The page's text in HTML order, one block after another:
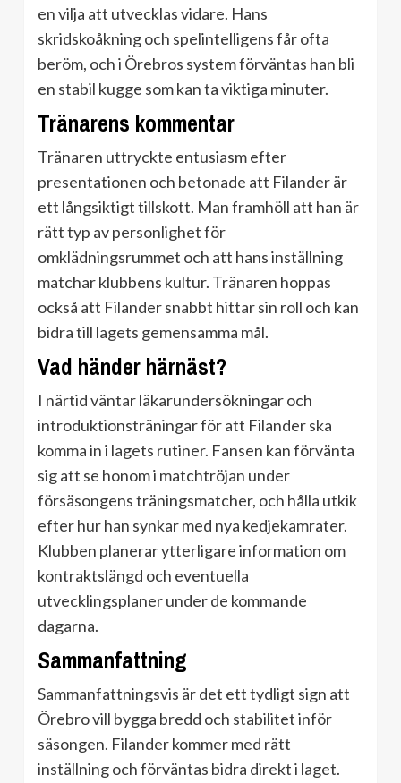
en vilja att utvecklas vidare. Hans
skridskoåkning och spelintelligens får ofta
beröm, och i Örebros system förväntas han bli
en stabil kugge som kan ta viktiga minuter.
Tränarens kommentar
Tränaren uttryckte entusiasm efter
presentationen och betonade att Filander är
ett långsiktigt tillskott. Man framhöll att han är
rätt typ av personlighet för
omklädningsrummet och att hans inställning
matchar klubbens kultur. Tränaren hoppas
också att Filander snabbt hittar sin roll och kan
bidra till lagets gemensamma mål.
Vad händer härnäst?
I närtid väntar läkarundersökningar och
introduktionsträningar för att Filander ska
komma in i lagets rutiner. Fansen kan förvänta
sig att se honom i matchtröjan under
försäsongens träningsmatcher, och hålla utkik
efter hur han synkar med nya kedjekamrater.
Klubben planerar ytterligare information om
kontraktslängd och eventuella
utvecklingsplaner under de kommande
dagarna.
Sammanfattning
Sammanfattningsvis är det ett tydligt sign att
Örebro vill bygga bredd och stabilitet inför
säsongen. Filander kommer med rätt
inställning och förväntas bidra direkt i laget.